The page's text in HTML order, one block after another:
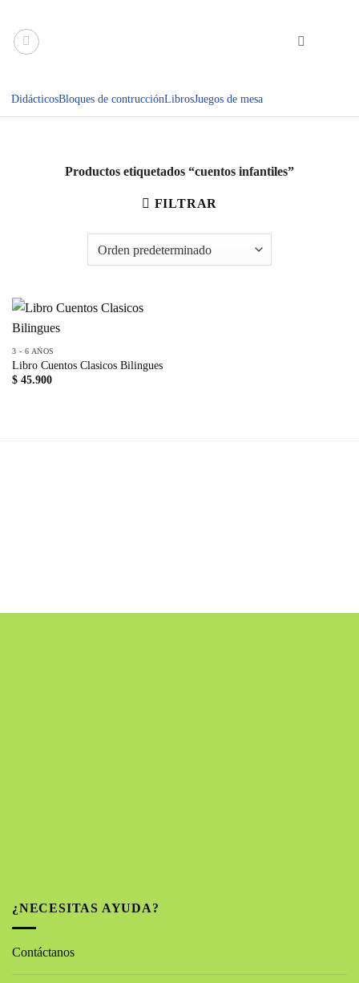
contenido
DidácticosBloques de contrucciónLibrosJuegos de mesa
Productos etiquetados “cuentos infantiles”
FILTRAR
3 - 6 AÑOS
Libro Cuentos Clasicos Bilingues
$45.900
¿NECESITAS AYUDA?
Contáctanos